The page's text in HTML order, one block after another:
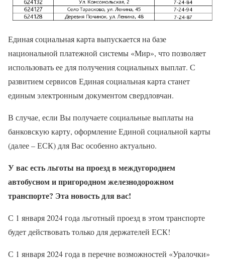
Единая социальная карта выпускается на базе
национальной платежной системы «Мир», что позволяет
использовать ее для получения социальных выплат. С
развитием сервисов Единая социальная карта станет
единым электронным документом свердловчан.
В случае, если Вы получаете социальные выплаты на
банковскую карту, оформление Единой социальной карты
(далее – ЕСК) для Вас особенно актуально.
У вас есть льготы на проезд в междугороднем
автобусном и пригородном железнодорожном
транспорте? Эта новость для вас!
С 1 января 2024 года льготный проезд в этом транспорте
будет действовать только для держателей ЕСК!
С 1 января 2024 года в перечне возможностей «Уралочки»